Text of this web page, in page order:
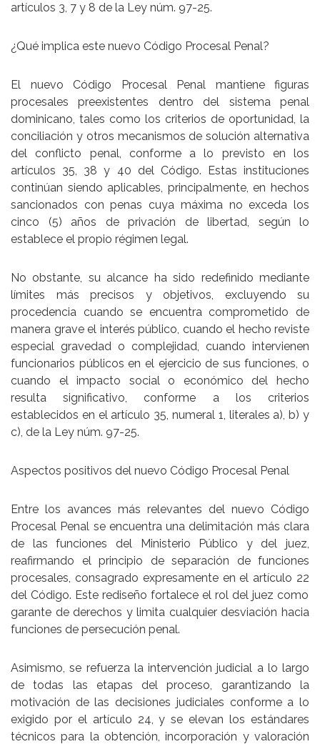
artículos 3, 7 y 8 de la Ley núm. 97-25.
¿Qué implica este nuevo Código Procesal Penal?
El nuevo Código Procesal Penal mantiene figuras
procesales preexistentes dentro del sistema penal
dominicano, tales como los criterios de oportunidad, la
conciliación y otros mecanismos de solución alternativa
del conflicto penal, conforme a lo previsto en los
artículos 35, 38 y 40 del Código. Estas instituciones
continúan siendo aplicables, principalmente, en hechos
sancionados con penas cuya máxima no exceda los
cinco (5) años de privación de libertad, según lo
establece el propio régimen legal.
No obstante, su alcance ha sido redefinido mediante
límites más precisos y objetivos, excluyendo su
procedencia cuando se encuentra comprometido de
manera grave el interés público, cuando el hecho reviste
especial gravedad o complejidad, cuando intervienen
funcionarios públicos en el ejercicio de sus funciones, o
cuando el impacto social o económico del hecho
resulta significativo, conforme a los criterios
establecidos en el artículo 35, numeral 1, literales a), b) y
c), de la Ley núm. 97-25.
Aspectos positivos del nuevo Código Procesal Penal
Entre los avances más relevantes del nuevo Código
Procesal Penal se encuentra unadelimitación más clara
de las funciones del Ministerio Público y del juez,
reafirmando el principio de separación de funciones
procesales, consagrado expresamente en el artículo 22
del Código. Este rediseño fortalece el rol del juez como
garante de derechos y limita cualquier desviación hacia
funciones de persecución penal.
Asimismo, se refuerza la intervención judicial a lo largo
de todas las etapas del proceso, garantizando la
motivación de las decisiones judiciales conforme a lo
exigido por el artículo 24, y se elevan los estándares
técnicos para la obtención, incorporación y valoración